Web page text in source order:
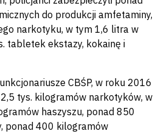
do produkcji amfetaminy,
narkotyku, w tym 1,6 litra w
tabletek ekstazy, kokainę i
CBŚP, w roku 2016
tys. kilogramów narkotyków, w
haszyszu, ponad 850
ponad 400 kilogramów